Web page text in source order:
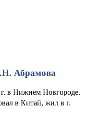
Абрамова
в Нижнем Новгороде.
в Китай, жил в г.